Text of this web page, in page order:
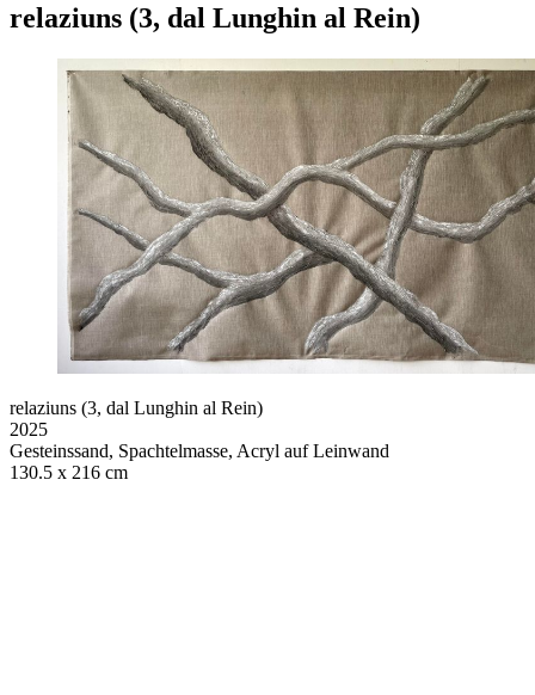
relaziuns (3, dal Lunghin al Rein)
relaziuns (3, dal Lunghin al Rein)
2025
Gesteinssand, Spachtelmasse, Acryl auf Leinwand
130.5 x 216 cm